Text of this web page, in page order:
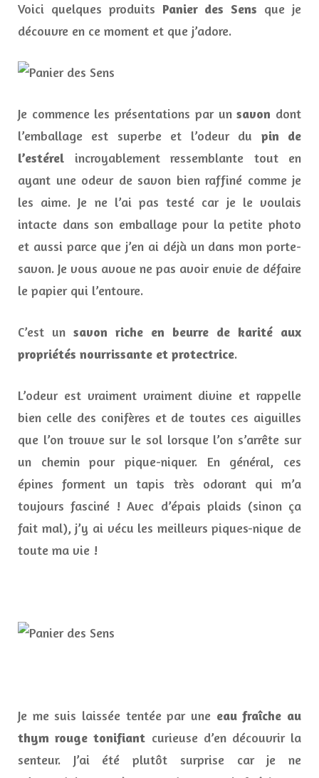
Voici quelques produits Panier des Sens que je
découvre en ce moment et que j’adore.
Je commence les présentations par unsavon dont
l’emballage est superbe et l’odeur du pin de
l’estérel incroyablement ressemblante tout en
ayant une odeur de savon bien raffiné comme je
les aime. Je ne l’ai pas testé car je le voulais
intacte dans son emballage pour la petite photo
et aussi parce que j’en ai déjà un dans mon porte-
savon. Je vous avoue ne pas avoir envie de défaire
le papier qui l’entoure.
C’est un savon riche en beurre de karité aux
propriétés nourrissante et protectrice.
L’odeur est vraiment vraiment divine et rappelle
bien celle des conifères et de toutes ces aiguilles
que l’on trouve sur le sol lorsque l’on s’arrête sur
un chemin pour pique-niquer. En général, ces
épines forment un tapis très odorant qui m’a
toujours fasciné ! Avec d’épais plaids (sinon ça
fait mal), j’y ai vécu les meilleurs piques-nique de
toute ma vie !
Je me suis laissée tentée par une eau fraîche au
thym rouge tonifiant curieuse d’en découvrir la
senteur. J’ai été plutôt surprise car je ne